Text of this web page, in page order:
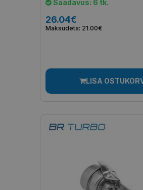
Saadavus: 6 tk.
26.04€
Maksudeta: 21.00€
LISA